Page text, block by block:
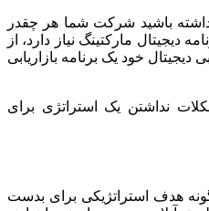
داشته باشید شرکت شما هر چقدر
دیجیتال مارکتینگ نیاز دارد، از
دیجیتال خود یک برنامه بازاریابی
نداشتن یک استراتژی برای
هدف استراتژیکی برای بدست